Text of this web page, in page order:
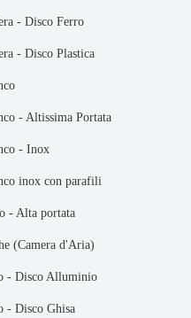
- Disco Ferro
- Disco Plastica
- Altissima Portata
- Inox
inox con parafili
- Alta portata
(Camera d'Aria)
- Disco Alluminio
- Disco Ghisa